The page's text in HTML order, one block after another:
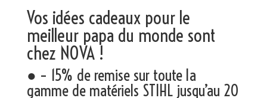
Vos idées cadeaux pour le
meilleur papa du monde sont
chez NOVA !
● – 15% de remise sur toute la
gamme de matériels STIHL jusqu’au 20